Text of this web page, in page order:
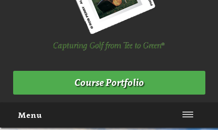
Course Portfolio
Menu